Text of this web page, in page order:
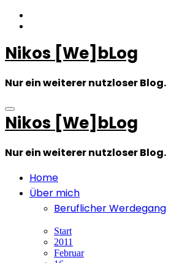
Zum
Inhalt
Nikos [We]bLog
Nur ein weiterer nutzloser Blog.
Nikos [We]bLog
Nur ein weiterer nutzloser Blog.
Home
Über mich
Beruflicher Werdegang
Start
2011
Februar